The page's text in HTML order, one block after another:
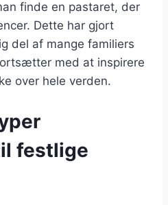
finde en pastaret, der
Dette har gjort
del af mange familiers
med at inspirere
over hele verden.
festlige